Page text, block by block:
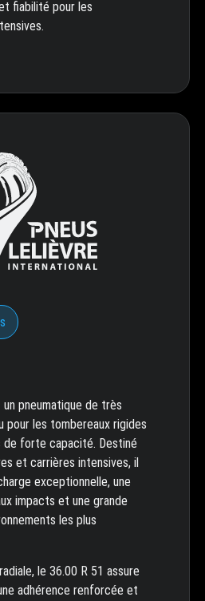
fiabilité pour les
pneumatique de très
pour les tombereaux rigides
de forte capacité. Destiné
et carrières intensives, il
exceptionnelle, une
impacts et une grande
les plus
le 36.00 R 51 assure
adhérence renforcée et